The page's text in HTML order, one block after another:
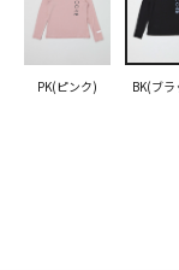
PK(ピンク) BK(ブ